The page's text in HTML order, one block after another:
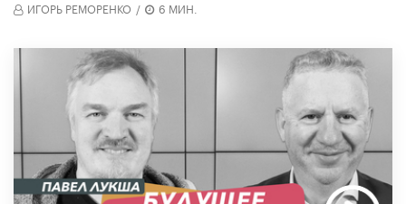
ИГОРЬ РЕМОРЕНКО / 6 МИН.